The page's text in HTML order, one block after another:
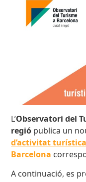
L’Observatori del
regió publica un
d’activitat
Barcelona
A continuació, es